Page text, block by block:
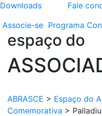
Downloads
Fale
Associe-se Programa
espaço do
ABRASCE > Espaço do
Comemorativa >